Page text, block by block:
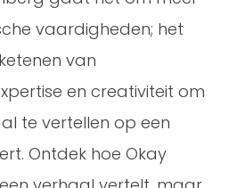
vaardigheden; het
van
en creativiteit om
te vertellen op een
Ontdek hoe Okay